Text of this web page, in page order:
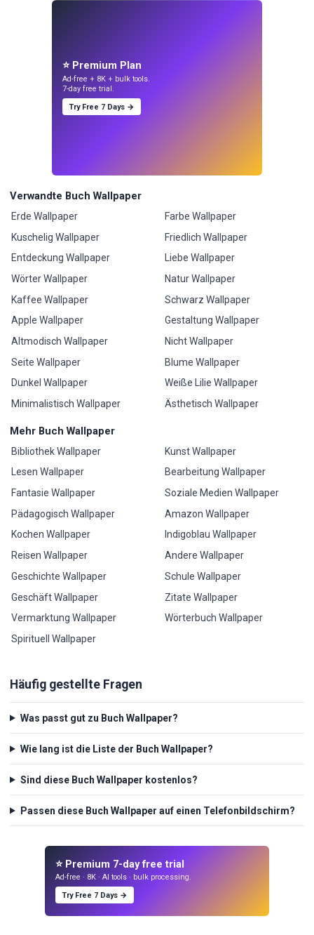
⭐ Premium Plan
Ad-free + 8K + bulk tools.
7-day free trial.
Try Free 7 Days →
Verwandte Buch Wallpaper
Erde Wallpaper
Kuschelig Wallpaper
Entdeckung Wallpaper
Wörter Wallpaper
Kaffee Wallpaper
Apple Wallpaper
Altmodisch Wallpaper
Seite Wallpaper
Dunkel Wallpaper
Minimalistisch Wallpaper
Farbe Wallpaper
Friedlich Wallpaper
Liebe Wallpaper
Natur Wallpaper
Schwarz Wallpaper
Gestaltung Wallpaper
Nicht Wallpaper
Blume Wallpaper
Weiße Lilie Wallpaper
Ästhetisch Wallpaper
Mehr Buch Wallpaper
Bibliothek Wallpaper
Lesen Wallpaper
Fantasie Wallpaper
Pädagogisch Wallpaper
Kochen Wallpaper
Reisen Wallpaper
Geschichte Wallpaper
Geschäft Wallpaper
Vermarktung Wallpaper
Spirituell Wallpaper
Kunst Wallpaper
Bearbeitung Wallpaper
Soziale Medien Wallpaper
Amazon Wallpaper
Indigoblau Wallpaper
Andere Wallpaper
Schule Wallpaper
Zitate Wallpaper
Wörterbuch Wallpaper
Häufig gestellte Fragen
Was passt gut zu Buch Wallpaper?
Wie lang ist die Liste der Buch Wallpaper?
Sind diese Buch Wallpaper kostenlos?
Passen diese Buch Wallpaper auf einen Telefonbildschirm?
⭐ Premium 7-day free trial
Ad-free · 8K · AI tools · bulk processing.
Try Free 7 Days →